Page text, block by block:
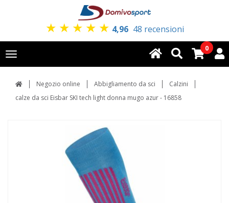
★ ★ ★ ★ ★ 4,96 48 recensioni
Toggle
navigation
0
Negozio online Abbigliamento da sci
Calzini
calze da sci Eisbar SKI tech light donna mugo azur - 16858